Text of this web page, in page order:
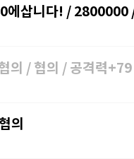
의 / 협의 / 공격력+79
s3biUz1g
의